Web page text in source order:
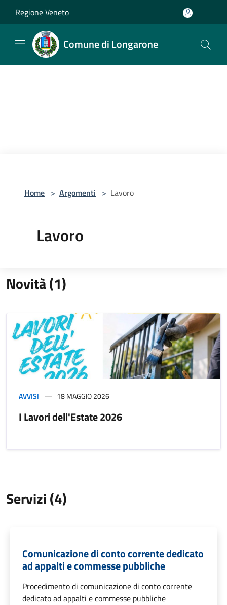
Regione Veneto
Comune di Longarone
Home > Argomenti > Lavoro
Lavoro
Novità (1)
AVVISI 18 MAGGIO 2026
I Lavori dell'Estate 2026
Servizi (4)
Comunicazione di conto corrente dedicato
ad appalti e commesse pubbliche
Procedimento di comunicazione di conto corrente
dedicato ad appalti e commesse pubbliche